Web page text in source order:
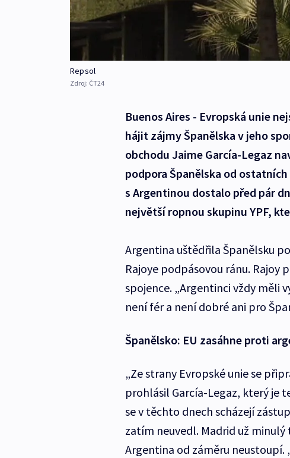
Repsol
Zdroj: ČT24
Buenos Aires - Evropská unie
hájit zájmy Španělska v jeho
obchodu Jaime García-Legaz
podpora Španělska od
s Argentinou dostalo před pár
největší ropnou skupinu YPF,
Argentina uštědřila Španělsku
Rajoye podpásovou ránu. Rajoy
spojence. „Argentinci vždy měli
není fér a není dobré ani pro
Španělsko: EU zasáhne proti
„Ze strany Evropské unie se
prohlásil García-Legaz, který je
se v těchto dnech scházejí
zatím neuvedl. Madrid už
Argentina od záměru